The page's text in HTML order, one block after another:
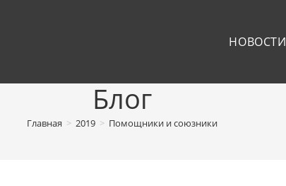
НОВОСТИ
Блог
Главная > 2019 > Помощники и союзники